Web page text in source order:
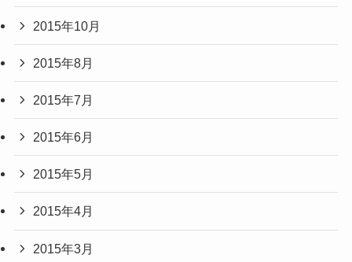
2015年10月
2015年8月
2015年7月
2015年6月
2015年5月
2015年4月
2015年3月